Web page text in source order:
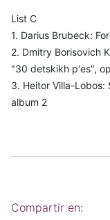
List C
1. Darius Brubeck:
2. Dmitry Borisovich
"30 detskikh p'es",
3. Heitor Villa-Lobos:
album 2
Compartir en: